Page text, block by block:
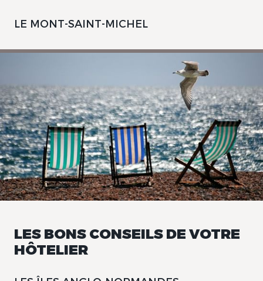
LE MONT-SAINT-MICHEL
LES BONS CONSEILS DE VOTRE
HÔTELIER